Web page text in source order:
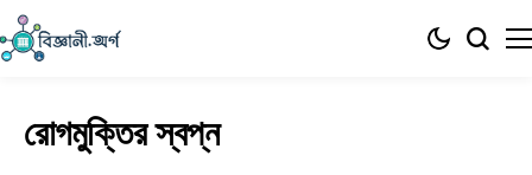
রোগমুক্তির স্বপ্ন